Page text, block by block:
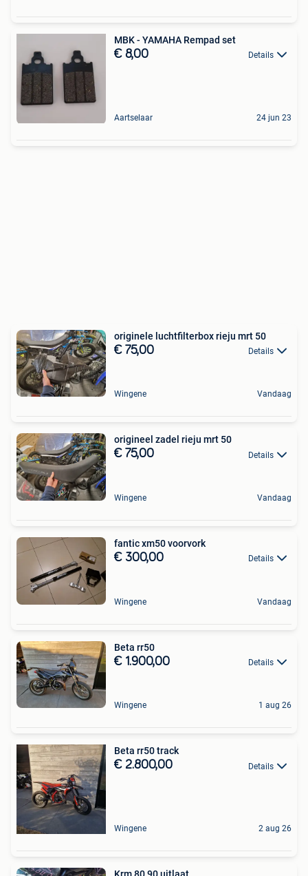
MBK - YAMAHA Rempad set
€ 8,00 Details
Aartselaar 24 jun 23
originele luchtfilterbox rieju mrt 50
€ 75,00 Details
Wingene Vandaag
origineel zadel rieju mrt 50
€ 75,00 Details
Wingene Vandaag
fantic xm50 voorvork
€ 300,00 Details
Wingene Vandaag
Beta rr50
€ 1.900,00 Details
Wingene 1 aug 26
Beta rr50 track
€ 2.800,00 Details
Wingene 2 aug 26